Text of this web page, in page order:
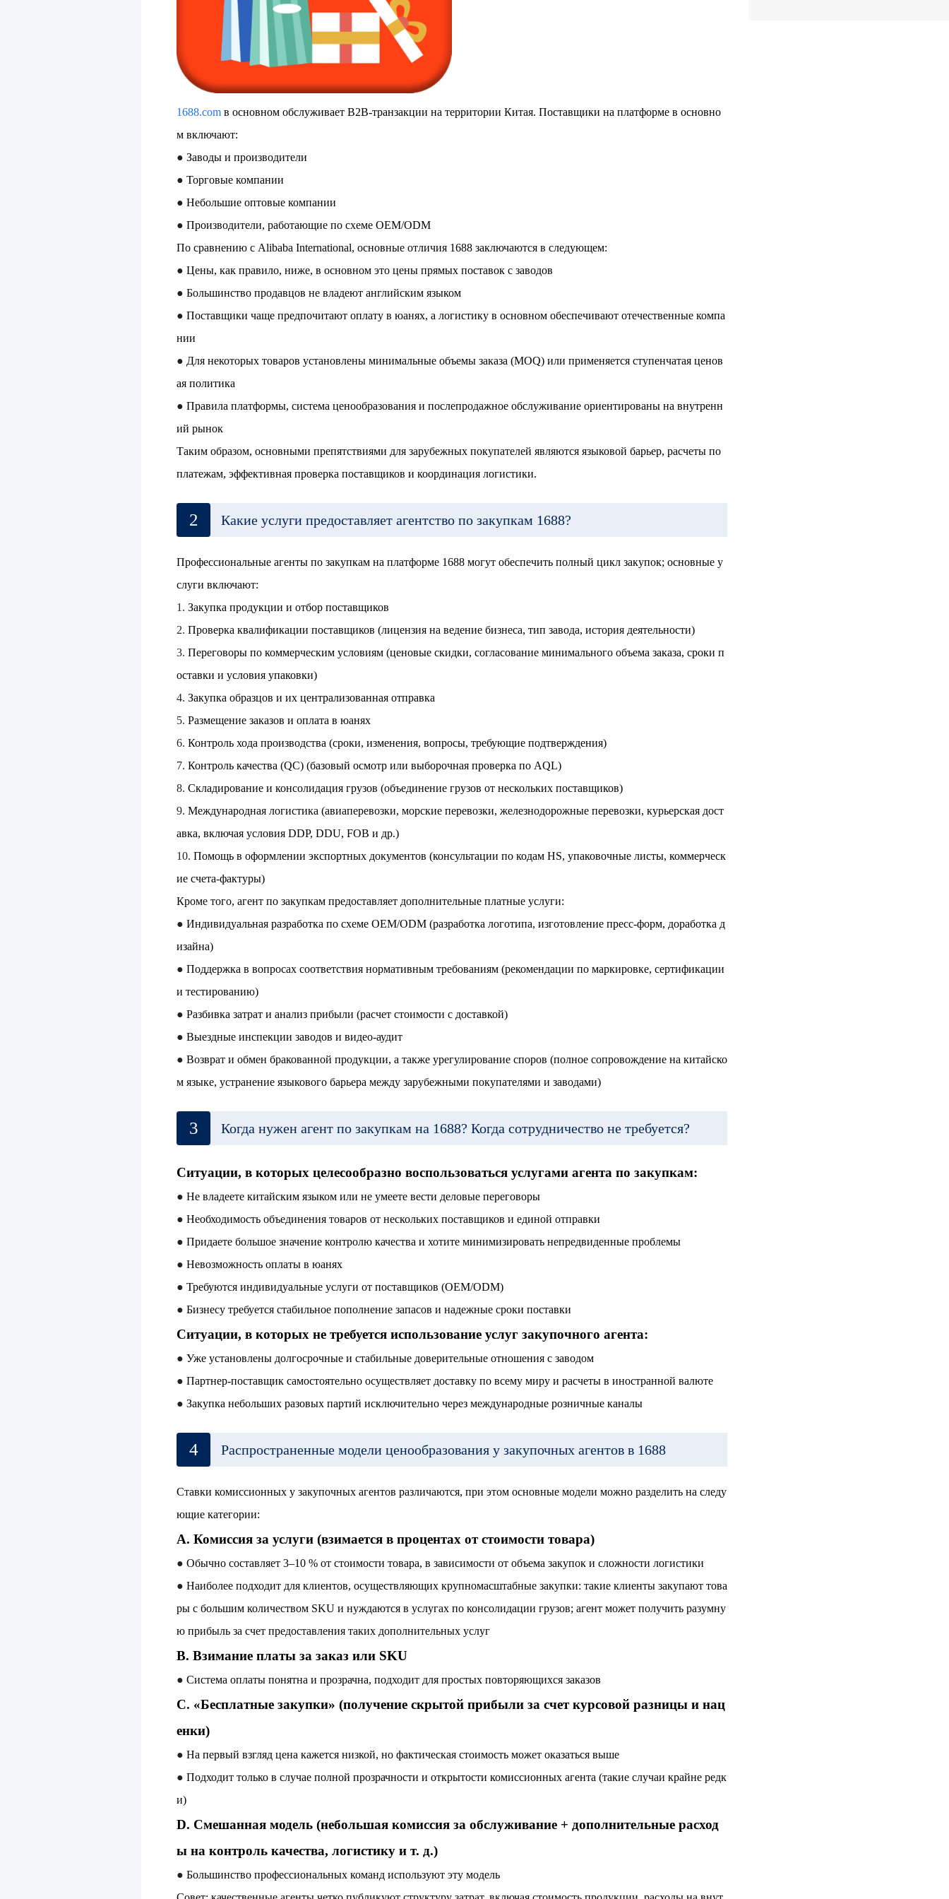
1688.com в основном обслуживает B2B-транзакции на территории Китая. Поставщики на платформе в основно
м включают:
● Заводы и производители
● Торговые компании
● Небольшие оптовые компании
● Производители, работающие по схеме OEM/ODM
По сравнению с Alibaba International, основные отличия 1688 заключаются в следующем:
● Цены, как правило, ниже, в основном это цены прямых поставок с заводов
● Большинство продавцов не владеют английским языком
● Поставщики чаще предпочитают оплату в юанях, а логистику в основном обеспечивают отечественные компа
нии
● Для некоторых товаров установлены минимальные объемы заказа (MOQ) или применяется ступенчатая ценов
ая политика
● Правила платформы, система ценообразования и послепродажное обслуживание ориентированы на внутренн
ий рынок
Таким образом, основными препятствиями для зарубежных покупателей являются языковой барьер, расчеты по
платежам, эффективная проверка поставщиков и координация логистики.
2 Какие услуги предоставляет агентство по закупкам 1688?
Профессиональные агенты по закупкам на платформе 1688 могут обеспечить полный цикл закупок; основные у
слуги включают:
1. Закупка продукции и отбор поставщиков
2. Проверка квалификации поставщиков (лицензия на ведение бизнеса, тип завода, история деятельности)
3. Переговоры по коммерческим условиям (ценовые скидки, согласование минимального объема заказа, сроки п
оставки и условия упаковки)
4. Закупка образцов и их централизованная отправка
5. Размещение заказов и оплата в юанях
6. Контроль хода производства (сроки, изменения, вопросы, требующие подтверждения)
7. Контроль качества (QC) (базовый осмотр или выборочная проверка по AQL)
8. Складирование и консолидация грузов (объединение грузов от нескольких поставщиков)
9. Международная логистика (авиаперевозки, морские перевозки, железнодорожные перевозки, курьерская дост
авка, включая условия DDP, DDU, FOB и др.)
10. Помощь в оформлении экспортных документов (консультации по кодам HS, упаковочные листы, коммерческ
ие счета-фактуры)
Кроме того, агент по закупкам предоставляет дополнительные платные услуги:
● Индивидуальная разработка по схеме OEM/ODM (разработка логотипа, изготовление пресс-форм, доработка д
изайна)
● Поддержка в вопросах соответствия нормативным требованиям (рекомендации по маркировке, сертификации
и тестированию)
● Разбивка затрат и анализ прибыли (расчет стоимости с доставкой)
● Выездные инспекции заводов и видео-аудит
● Возврат и обмен бракованной продукции, а также урегулирование споров (полное сопровождение на китайско
м языке, устранение языкового барьера между зарубежными покупателями и заводами)
3 Когда нужен агент по закупкам на 1688? Когда сотрудничество не требуется?
Ситуации, в которых целесообразно воспользоваться услугами агента по закупкам:
● Не владеете китайским языком или не умеете вести деловые переговоры
● Необходимость объединения товаров от нескольких поставщиков и единой отправки
● Придаете большое значение контролю качества и хотите минимизировать непредвиденные проблемы
● Невозможность оплаты в юанях
● Требуются индивидуальные услуги от поставщиков (OEM/ODM)
● Бизнесу требуется стабильное пополнение запасов и надежные сроки поставки
Ситуации, в которых не требуется использование услуг закупочного агента:
● Уже установлены долгосрочные и стабильные доверительные отношения с заводом
● Партнер-поставщик самостоятельно осуществляет доставку по всему миру и расчеты в иностранной валюте
● Закупка небольших разовых партий исключительно через международные розничные каналы
4 Распространенные модели ценообразования у закупочных агентов в 1688
Ставки комиссионных у закупочных агентов различаются, при этом основные модели можно разделить на следу
ющие категории:
A. Комиссия за услуги (взимается в процентах от стоимости товара)
● Обычно составляет 3–10 % от стоимости товара, в зависимости от объема закупок и сложности логистики
● Наиболее подходит для клиентов, осуществляющих крупномасштабные закупки: такие клиенты закупают това
ры с большим количеством SKU и нуждаются в услугах по консолидации грузов; агент может получить разумну
ю прибыль за счет предоставления таких дополнительных услуг
B. Взимание платы за заказ или SKU
● Система оплаты понятна и прозрачна, подходит для простых повторяющихся заказов
C. «Бесплатные закупки» (получение скрытой прибыли за счет курсовой разницы и нац
енки)
● На первый взгляд цена кажется низкой, но фактическая стоимость может оказаться выше
● Подходит только в случае полной прозрачности и открытости комиссионных агента (такие случаи крайне редк
и)
D. Смешанная модель (небольшая комиссия за обслуживание + дополнительные расход
ы на контроль качества, логистику и т. д.)
● Большинство профессиональных команд используют эту модель